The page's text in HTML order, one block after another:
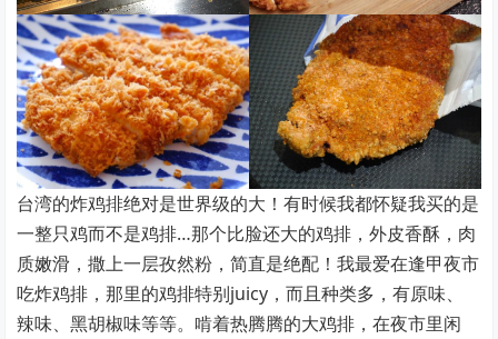
台湾的炸鸡排绝对是世界级的大！有时候我都怀疑我买的是
一整只鸡而不是鸡排…那个比脸还大的鸡排，外皮香酥，肉
质嫩滑，撒上一层孜然粉，简直是绝配！我最爱在逢甲夜市
吃炸鸡排，那里的鸡排特别juicy，而且种类多，有原味、
辣味、黑胡椒味等等。啃着热腾腾的大鸡排，在夜市里闲